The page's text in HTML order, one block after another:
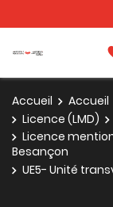
Accueil Accueil
Licence (LMD)
Licence mention
Besançon
UE5- Unité